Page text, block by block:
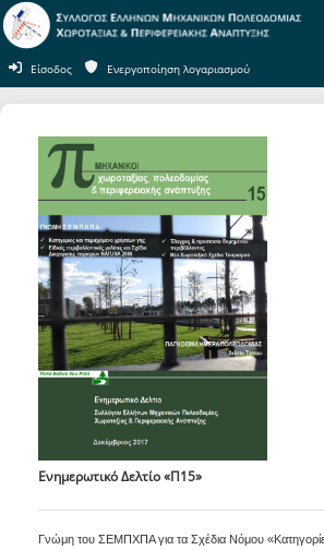
Είσοδος Ενεργοποίηση λογαριασμού
Ενημερωτικό Δελτίο «Π15»
Γνώμη του ΣΕΜΠΧΠΑ για τα Σχέδια Νόμου